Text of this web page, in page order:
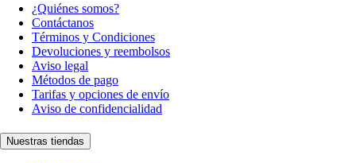
¿Quiénes somos?
Contáctanos
Términos y Condiciones
Devoluciones y reembolsos
Aviso legal
Métodos de pago
Tarifas y opciones de envío
Aviso de confidencialidad
Nuestras tiendas